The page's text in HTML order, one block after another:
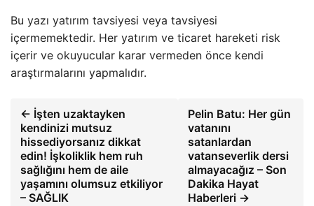
Bu yazı yatırım tavsiyesi veya tavsiyesi
içermemektedir. Her yatırım ve ticaret hareketi risk
içerir ve okuyucular karar vermeden önce kendi
araştırmalarını yapmalıdır.
← İşten uzaktayken
kendinizi mutsuz
hissediyorsanız dikkat
edin! İşkoliklik hem ruh
sağlığını hem de aile
yaşamını olumsuz etkiliyor
– SAĞLIK
Pelin Batu: Her gün
vatanını
satanlardan
vatanseverlik dersi
almayacağız – Son
Dakika Hayat
Haberleri →